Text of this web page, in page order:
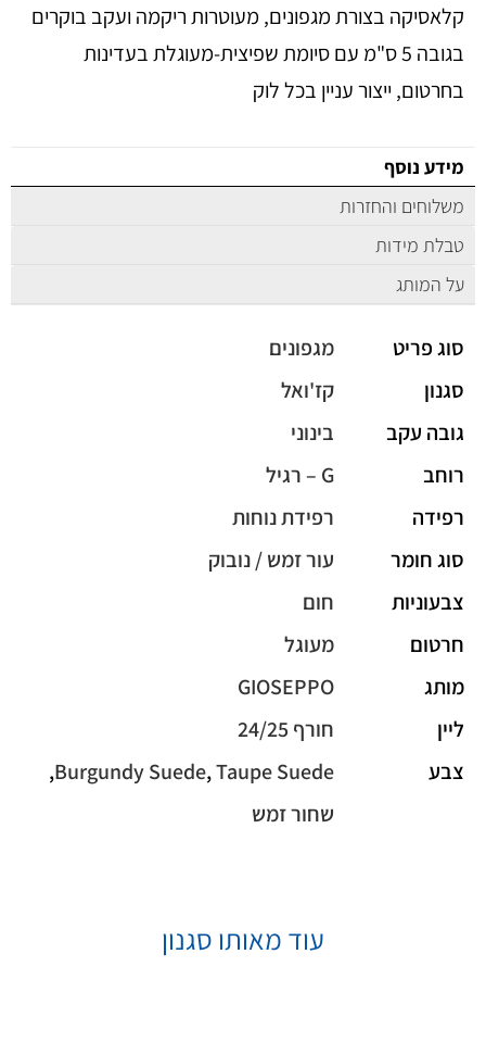
קלאסיקה בצורת מגפונים, מעוטרות ריקמה ועקב בוקרים
בגובה 5 ס"מ עם סיומת שפיצית-מעוגלת בעדינות
בחרטום, ייצור עניין בכל לוק
מידע נוסף
משלוחים והחזרות
טבלת מידות
על המותג
סוג פריט
מגפונים
סגנון
קז'ואל
גובה עקב
בינוני
רוחב
G – רגיל
רפידה
רפידת נוחות
סוג חומר
עור זמש / נובוק
צבעוניות
חום
חרטום
מעוגל
מותג
GIOSEPPO
ליין
חורף 24/25
צבע
Burgundy Suede,Taupe Suede
,
שחור זמש
עוד מאותו סגנון